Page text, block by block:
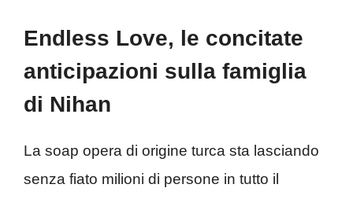
Endless Love, le concitate
anticipazioni sulla famiglia
di Nihan
La soap opera di origine turca sta lasciando
senza fiato milioni di persone in tutto il